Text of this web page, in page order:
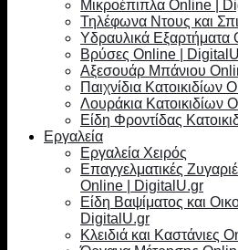
Μικροέπιπλα Online |
Τηλέφωνα Ντους και
Υδραυλικά
Βρύσες Online |
Αξεσουάρ Μπάνιου
Παιχνίδια
Λουράκια Κατοικιδίων
Είδη Φροντίδας
Εργαλεία
Εργαλεία Χειρός
Επαγγελματικές
Online | DigitalU.gr
Είδη Βαψίματος και
DigitalU.gr
Κλειδιά και Καστάνιες